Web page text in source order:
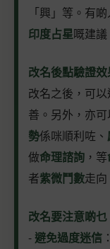
「興」等。有
印度占星嘅建
改名後點驗證效
改名之後，可以
善。另外，亦
勢係咪順利咗、
做命理諮詢 ，等
者紫微鬥數走
改名要注意啲乜
- 避免過度迷信